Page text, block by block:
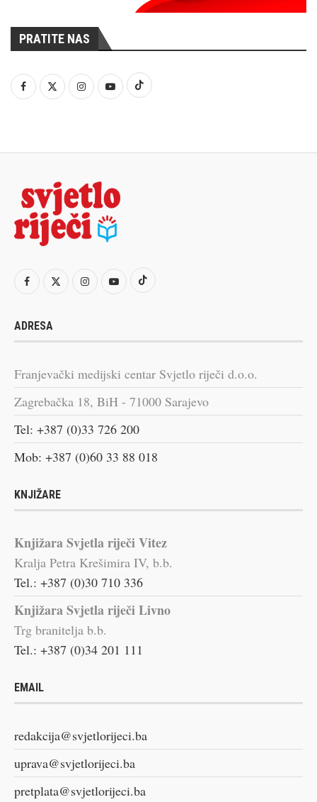
PRATITE NAS
ADRESA
Franjevački medijski centar Svjetlo riječi d.o.o.
Zagrebačka 18, BiH - 71000 Sarajevo
Tel: +387 (0)33 726 200
Mob: +387 (0)60 33 88 018
KNJIŽARE
Knjižara Svjetla riječi Vitez
Kralja Petra Krešimira IV, b.b.
Tel.: +387 (0)30 710 336
Knjižara Svjetla riječi Livno
Trg branitelja b.b.
Tel.: +387 (0)34 201 111
EMAIL
redakcija@svjetlorijeci.ba
uprava@svjetlorijeci.ba
pretplata@svjetlorijeci.ba